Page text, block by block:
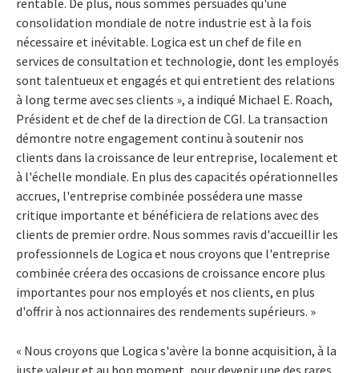
consolidation mondiale de notre industrie est à la fois
nécessaire et inévitable. Logica est un chef de file en
services de consultation et technologie, dont les employés
sont talentueux et engagés et qui entretient des relations
à long terme avec ses clients », a indiqué Michael E. Roach,
Président et de chef de la direction de CGI. La transaction
démontre notre engagement continu à soutenir nos
clients dans la croissance de leur entreprise, localement et
à l'échelle mondiale. En plus des capacités opérationnelles
accrues, l'entreprise combinée possédera une masse
critique importante et bénéficiera de relations avec des
clients de premier ordre. Nous sommes ravis d'accueillir les
professionnels de Logica et nous croyons que l'entreprise
combinée créera des occasions de croissance encore plus
importantes pour nos employés et nos clients, en plus
d'offrir à nos actionnaires des rendements supérieurs. »
« Nous croyons que Logica s'avère la bonne acquisition, à la
juste valeur et au bon moment, pour devenir une des rares